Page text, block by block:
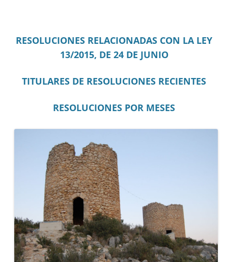
RESOLUCIONES RELACIONADAS CON LA LEY
13/2015, DE 24 DE JUNIO
TITULARES DE RESOLUCIONES RECIENTES
RESOLUCIONES POR MESES